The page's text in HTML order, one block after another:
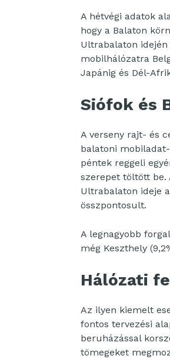
A hétvégi adatok
hogy a Balaton
Ultrabalaton idején
mobilhálózatra
Japánig és Dél-
Siófok és
A verseny rajt- és
balatoni
péntek reggeli
szerepet töltött be.
Ultrabalaton ideje
összpontosult.
A legnagyobb
még Keszthely
Hálózati
Az ilyen kiemelt
fontos tervezési
beruházással
tömegeket